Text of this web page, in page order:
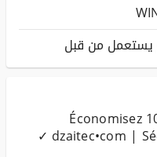
يستعمل من قبل
Économisez